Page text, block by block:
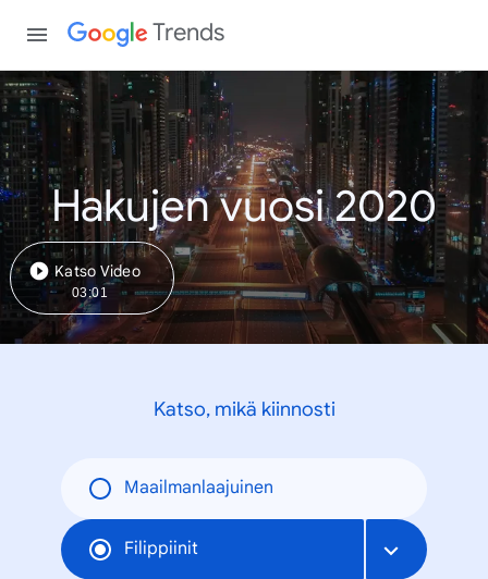
Trends
Hakujen vuosi 2020
Katso Video
03:01
Katso, mikä kiinnosti
Maailmanlaajuinen
Filippiinit